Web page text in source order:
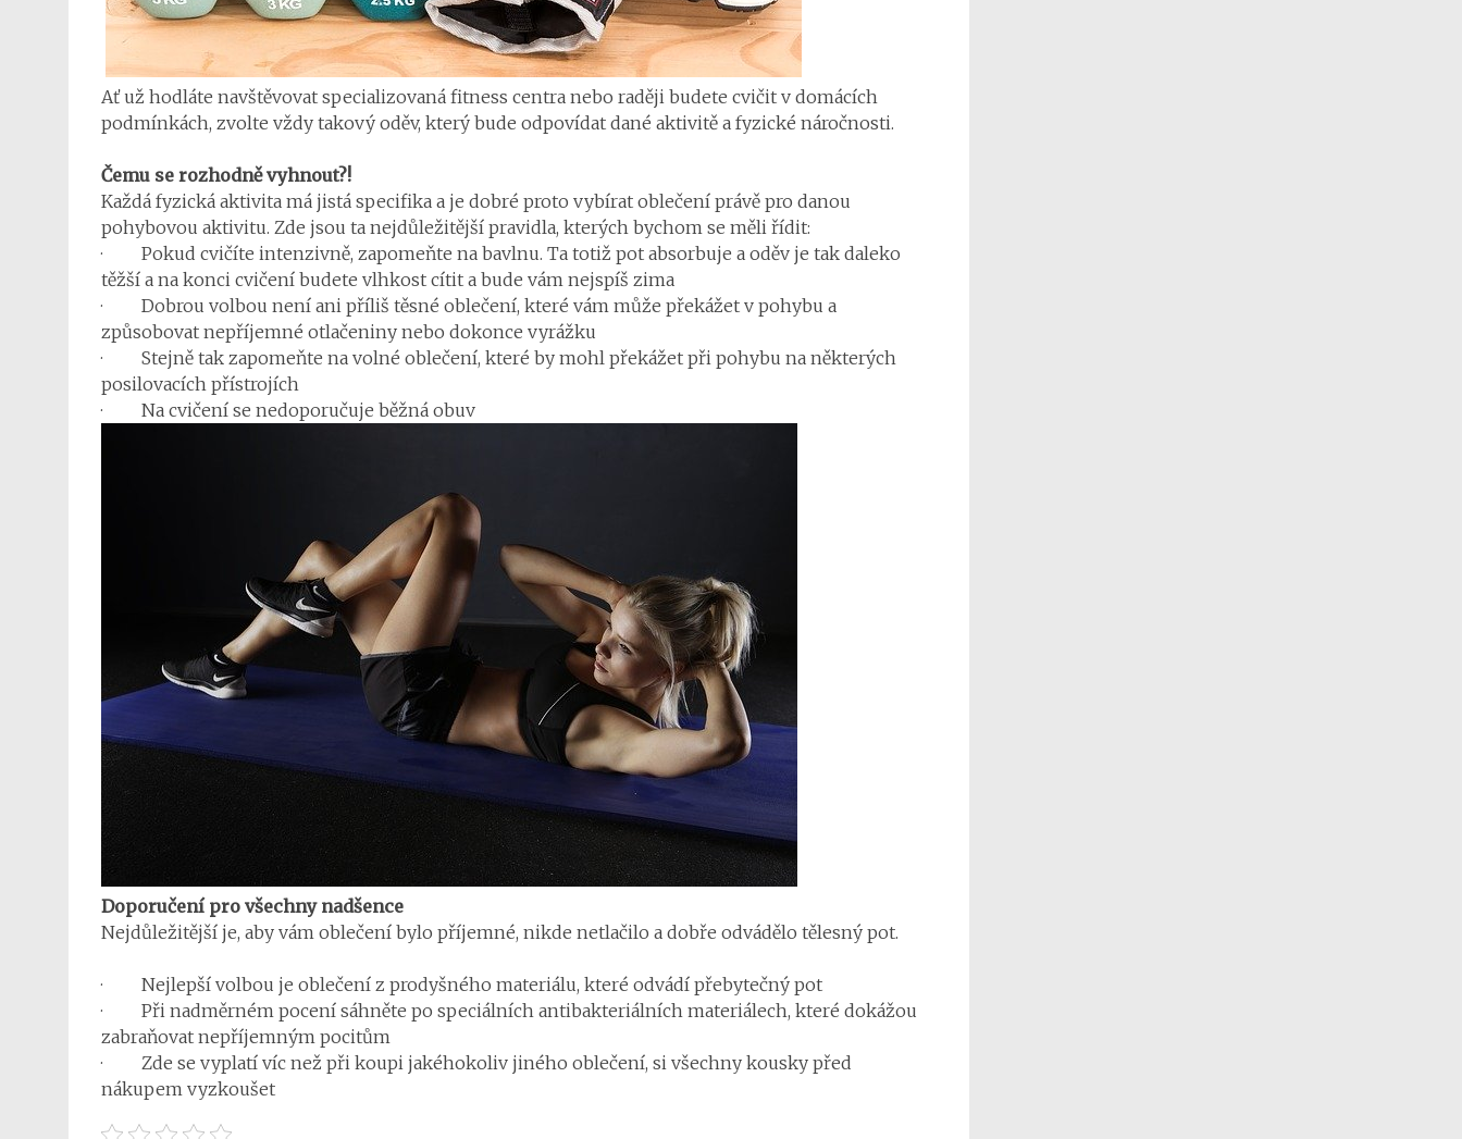
Ať už hodláte navštěvovat specializovaná fitness centra nebo raději budete cvičit v domácích
podmínkách, zvolte vždy takový oděv, který bude odpovídat dané aktivitě a fyzické náročnosti.
Čemu se rozhodně vyhnout?!
Každá fyzická aktivita má jistá specifika a je dobré proto vybírat oblečení právě pro danou
pohybovou aktivitu. Zde jsou ta nejdůležitější pravidla, kterých bychom se měli řídit:
· Pokud cvičíte intenzivně, zapomeňte na bavlnu. Ta totiž pot absorbuje a oděv je tak daleko
těžší a na konci cvičení budete vlhkost cítit a bude vám nejspíš zima
· Dobrou volbou není ani příliš těsné oblečení, které vám může překážet v pohybu a
způsobovat nepříjemné otlačeniny nebo dokonce vyrážku
· Stejně tak zapomeňte na volné oblečení, které by mohl překážet při pohybu na některých
posilovacích přístrojích
· Na cvičení se nedoporučuje běžná obuv
Doporučení pro všechny nadšence
Nejdůležitější je, aby vám oblečení bylo příjemné, nikde netlačilo a dobře odvádělo tělesný pot.
· Nejlepší volbou je oblečení z prodyšného materiálu, které odvádí přebytečný pot
· Při nadměrném pocení sáhněte po speciálních antibakteriálních materiálech, které dokážou
zabraňovat nepříjemným pocitům
· Zde se vyplatí víc než při koupi jakéhokoliv jiného oblečení, si všechny kousky před
nákupem vyzkoušet